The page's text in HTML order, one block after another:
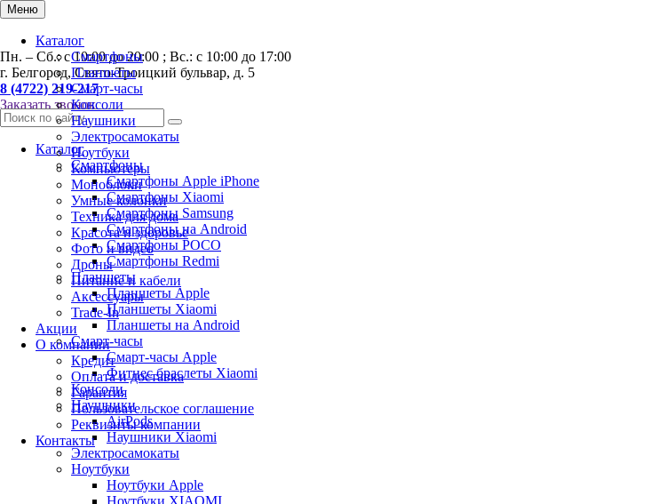
Меню
Каталог
Смартфоны
Планшеты
Смарт-часы
Консоли
Наушники
Электросамокаты
Ноутбуки
Компьютеры
Моноблоки
Умные колонки
Техника для дома
Красота и здоровье
Фото и видео
Дроны
Питание и кабели
Аксессуары
Trade-In
Акции
О компании
Кредит
Оплата и доставка
Гарантия
Пользовательское соглашение
Реквизиты компании
Контакты
Пн. – Сб.: с 10:00 до 20:00 ; Вс.: с 10:00 до 17:00
г. Белгород, Свято-Троицкий бульвар, д. 5
8 (4722) 219-217
Заказать звонок
Каталог
Смартфоны
Смартфоны Apple iPhone
Смартфоны Хiaomi
Смартфоны Samsung
Смартфоны на Android
Смартфоны POCO
Смартфоны Redmi
Планшеты
Планшеты Apple
Планшеты Xiaomi
Планшеты на Android
Смарт-часы
Смарт-часы Apple
Фитнес браслеты Xiaomi
Консоли
Наушники
AirPods
Наушники Xiaomi
Электросамокаты
Ноутбуки
Ноутбуки Apple
Ноутбуки XIAOMI